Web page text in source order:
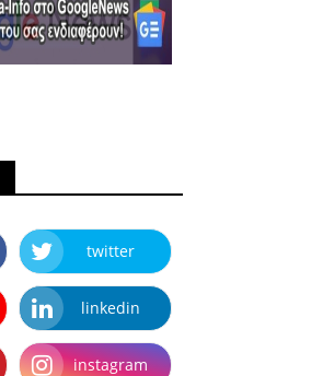
twitter
linkedin
instagram